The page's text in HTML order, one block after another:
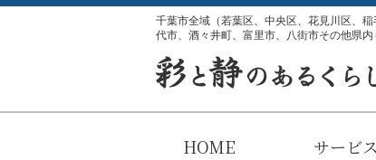
千葉市全域（若葉区、中央区、花見川区、
代市、酒々井町、富里市、八街市その他県内
HOME サービ